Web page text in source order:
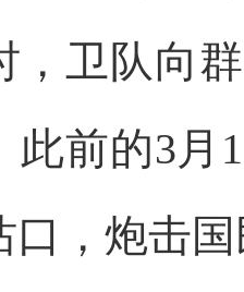
，卫队向
此前的3月
口，炮击